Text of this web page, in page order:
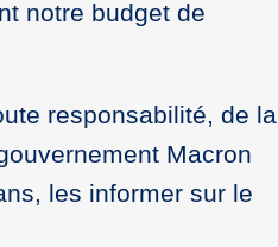
notre budget de
responsabilité, de la
Macron
les informer sur le